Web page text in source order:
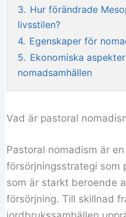
3. Hur förändrade
livsstilen?
4. Egenskaper för
5. Ekonomiska
nomadsamhällen
Vad är pastoral
Pastoral nomadism är
försörjningsstrategi som
som är starkt beroende
försörjning. Till skillnad